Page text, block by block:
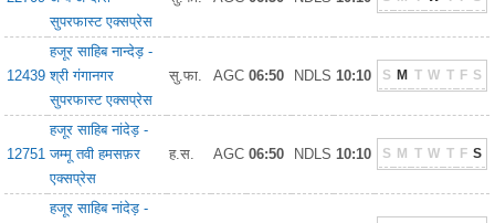
सुपरफास्ट एक्सप्रेस
12439
हजूर साहिब नान्देड़ -
श्री गंगानगर
सुपरफास्ट एक्सप्रेस
सु.फा. AGC 06:50 NDLS 10:10 S M T W T F S
12751
हजूर साहिब नांदेड़ -
जम्मू तवी हमसफ़र
एक्सप्रेस
ह.स. AGC 06:50 NDLS 10:10 S M T W T F S
हजूर साहिब नांदेड़ -